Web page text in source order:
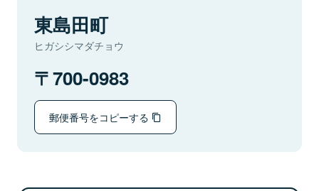
東島田町
ヒガシシマダチョウ
700-0983
郵便番号をコピーする